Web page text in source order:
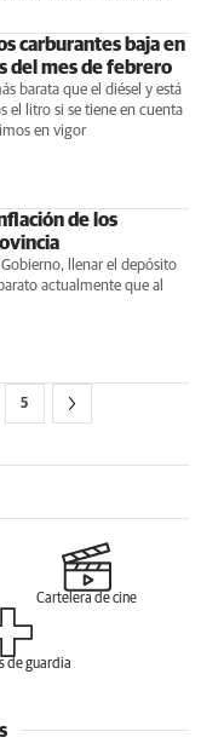
carburantes baja en
del mes de febrero
barata que el diésel y está
el litro si se tiene en cuenta
en vigor
de los
llenar el depósito
actualmente que al
5
Cartelera de cine
de guardia